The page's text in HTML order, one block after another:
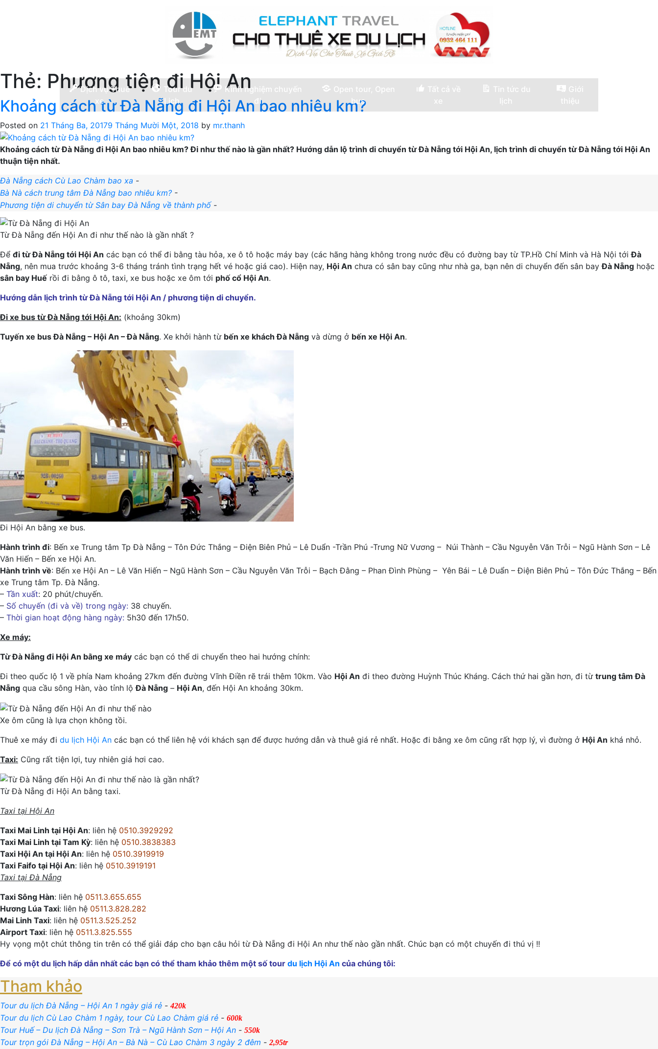
Dịch vụ Thuê
xe
Tour du
Lịch
Kinh nghiệm chuyến
đi
Open tour, Open
bus
Tất cả về
xe
Tin tức du
lịch
Giới
thiệu
Thẻ: Phương tiện đi Hội An
Khoảng cách từ Đà Nẵng đi Hội An bao nhiêu km?
Posted on 21 Tháng Ba, 20179 Tháng Mười Một, 2018 by mr.thanh
Khoảng cách từ Đà Nẵng đi Hội An bao nhiêu km? Đi như thế nào là gần nhất? Hướng dẫn lộ trình di chuyển từ Đà Nẵng tới Hội An, lịch trình di chuyển từ Đà Nẵng tới Hội An
thuận tiện nhất.
Đà Nẵng cách Cù Lao Chàm bao xa -
Bà Nà cách trung tâm Đà Nẵng bao nhiêu km? -
Phương tiện di chuyển từ Sân bay Đà Nẵng về thành phố-
Từ Đà Nẵng đến Hội An đi như thế nào là gần nhất ?
Để đi từ Đà Nẵng tới Hội An các bạn có thể đi bằng tàu hỏa, xe ô tô hoặc máy bay (các hãng hàng không trong nước đều có đường bay từ TP.Hồ Chí Minh và Hà Nội tớiĐà
Nẵng, nên mua trước khoảng 3-6 tháng tránh tình trạng hết vé hoặc giá cao). Hiện nay, Hội An chưa có sân bay cũng như nhà ga, bạn nên di chuyển đến sân bayĐà Nẵng hoặc
sân bay Huế rồi đi bằng ô tô, taxi, xe bus hoặc xe ôm tới phố cổ Hội An.
Hướng dẫn lịch trình từ Đà Nẵng tới Hội An / phương tiện di chuyển.
Đi xe bus từ Đà Nẵng tới Hội An: (khoảng 30km)
Tuyến xe bus Đà Nẵng – Hội An – Đà Nẵng. Xe khởi hành từ bến xe khách Đà Nẵng và dừng ở bến xe Hội An.
Đi Hội An bằng xe bus.
Hành trình đi: Bến xe Trung tâm Tp Đà Nẵng – Tôn Đức Thắng – Điện Biên Phủ – Lê Duẩn -Trần Phú -Trưng Nữ Vương – Núi Thành – Cầu Nguyễn Văn Trỗi – Ngũ Hành Sơn – Lê
Văn Hiến – Bến xe Hội An.
Hành trình về: Bến xe Hội An – Lê Văn Hiến – Ngũ Hành Sơn – Cầu Nguyễn Văn Trỗi – Bạch Đằng – Phan Đình Phùng – Yên Bái – Lê Duẩn – Điện Biên Phủ – Tôn Đức Thắng – Bến
xe Trung tâm Tp. Đà Nẵng.
– Tần xuất: 20 phút/chuyến.
– Số chuyến (đi và về) trong ngày: 38 chuyến.
– Thời gian hoạt động hàng ngày: 5h30 đến 17h50.
Xe máy:
Từ Đà Nẵng đi Hội An bằng xe máy các bạn có thể di chuyển theo hai hướng chính:
Đi theo quốc lộ 1 về phía Nam khoảng 27km đến đường Vĩnh Điền rẽ trái thêm 10km. Vào Hội An đi theo đường Huỳnh Thúc Kháng. Cách thứ hai gần hơn, đi từ trung tâm Đà
Nẵng qua cầu sông Hàn, vào tỉnh lộĐà Nẵng – Hội An, đến Hội An khoảng 30km.
Xe ôm cũng là lựa chọn không tồi.
Thuê xe máy đi du lịch Hội An các bạn có thể liên hệ với khách sạn để được hướng dẫn và thuê giá rẻ nhất. Hoặc đi bằng xe ôm cũng rất hợp lý, vì đường ở Hội An khá nhỏ.
Taxi: Cũng rất tiện lợi, tuy nhiên giá hơi cao.
Từ Đà Nẵng đi Hội An bằng taxi.
Taxi tại Hội An
Taxi Mai Linh tại Hội An: liên hệ 0510.3929292
Taxi Mai Linh tại Tam Kỳ: liên hệ 0510.3838383
Taxi Hội An tại Hội An: liên hệ 0510.3919919
Taxi Faifo tại Hội An: liên hệ 0510.3919191
Taxi tại Đà Nẵng
Taxi Sông Hàn: liên hệ 0511.3.655.655
Hương Lúa Taxi: liên hệ 0511.3.828.282
Mai Linh Taxi: liên hệ 0511.3.525.252
Airport Taxi: liên hệ 0511.3.825.555
Hy vọng một chút thông tin trên có thể giải đáp cho bạn câu hỏi từ Đà Nẵng đi Hội An như thế nào gần nhất. Chúc bạn có một chuyến đi thú vị !!
Để có một du lịch hấp dẫn nhất các bạn có thể tham khảo thêm một số tour du lịch Hội An của chúng tôi:
Tham khảo
Tour du lịch Đà Nẵng – Hội An 1 ngày giá rẻ -420k
Tour du lịch Cù Lao Chàm 1 ngày, tour Cù Lao Chàm giá rẻ - 600k
Tour Huế – Du lịch Đà Nẵng – Sơn Trà – Ngũ Hành Sơn – Hội An - 550k
Tour trọn gói Đà Nẵng – Hội An – Bà Nà – Cù Lao Chàm 3 ngày 2 đêm -2,95tr